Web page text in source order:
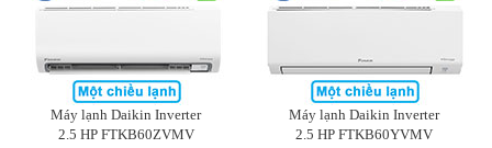
Máy lạnh Daikin Inverter
2.5 HP FTKB60ZVMV
Máy lạnh Daikin Inverter
2.5 HP FTKB60YVMV